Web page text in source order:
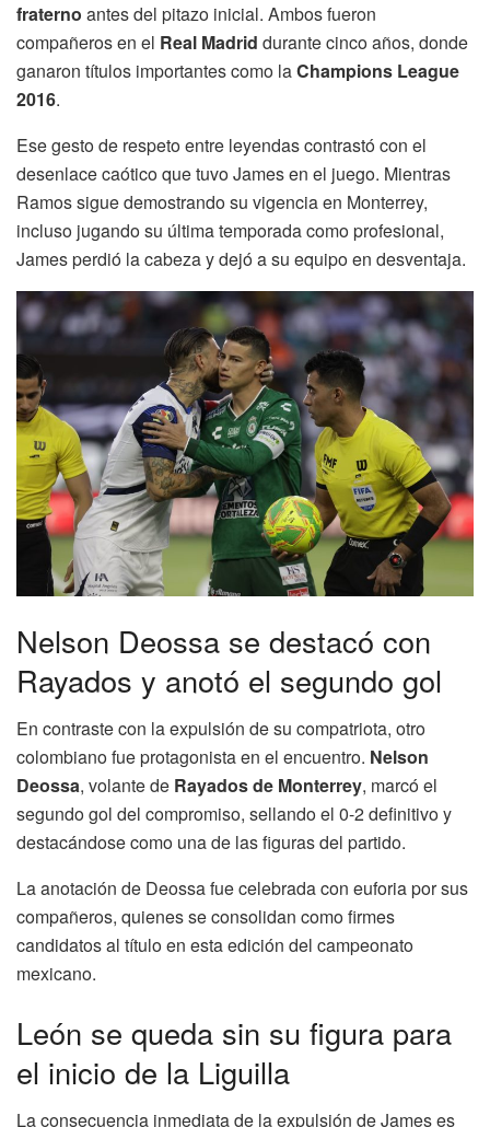
fraterno antes del pitazo inicial. Ambos fueron
compañeros en el Real Madrid durante cinco años, donde
ganaron títulos importantes como laChampions League
2016.
Ese gesto de respeto entre leyendas contrastó con el
desenlace caótico que tuvo James en el juego. Mientras
Ramos sigue demostrando su vigencia en Monterrey,
incluso jugando su última temporada como profesional,
James perdió la cabeza y dejó a su equipo en desventaja.
Nelson Deossa se destacó con
Rayados y anotó el segundo gol
En contraste con la expulsión de su compatriota, otro
colombiano fue protagonista en el encuentro. Nelson
Deossa, volante de Rayados de Monterrey, marcó el
segundo gol del compromiso, sellando el 0-2 definitivo y
destacándose como una de las figuras del partido.
La anotación de Deossa fue celebrada con euforia por sus
compañeros, quienes se consolidan como firmes
candidatos al título en esta edición del campeonato
mexicano.
León se queda sin su figura para
el inicio de la Liguilla
La consecuencia inmediata de la expulsión de James es